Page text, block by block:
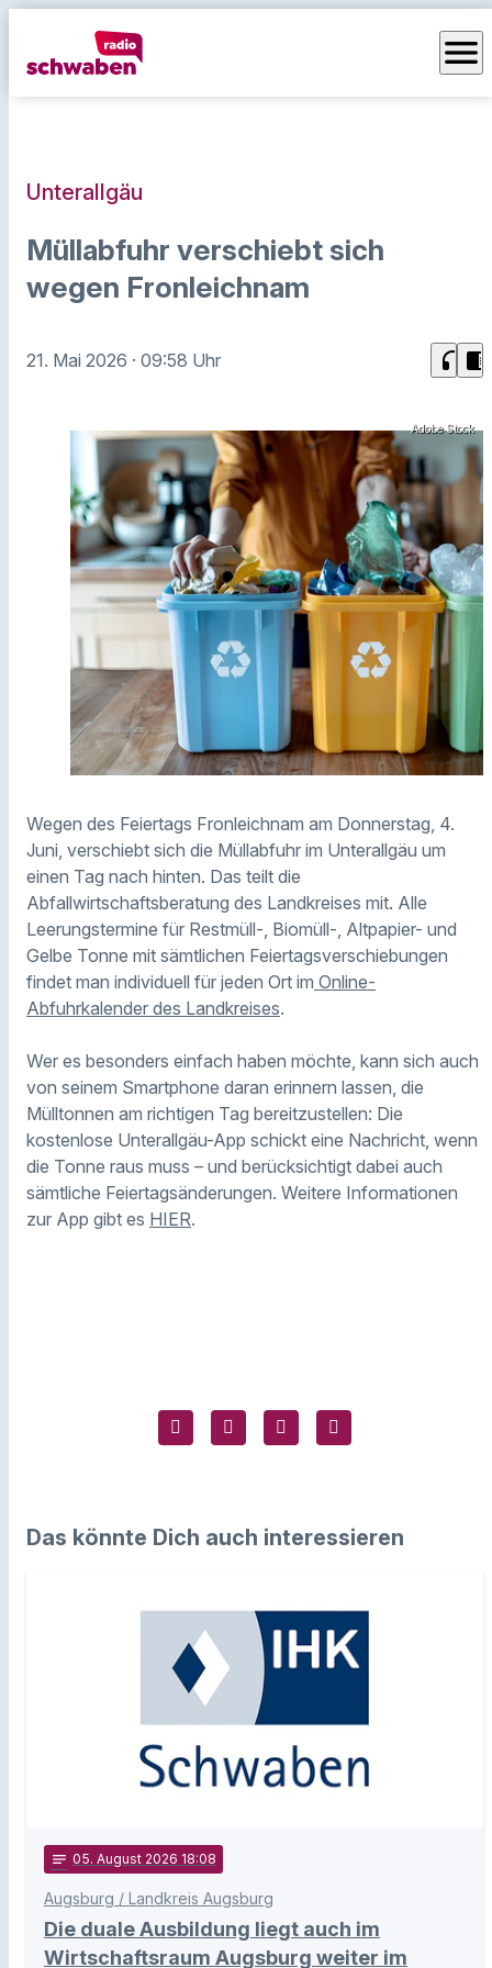
menu
Unterallgäu
Müllabfuhr verschiebt sich
wegen Fronleichnam
21. Mai 2026 · 09:58 Uhr headphones chrome_reader_mode
Adobe Stock
Wegen des Feiertags Fronleichnam am Donnerstag, 4.
Juni, verschiebt sich die Müllabfuhr im Unterallgäu um
einen Tag nach hinten. Das teilt die
Abfallwirtschaftsberatung des Landkreises mit. Alle
Leerungstermine für Restmüll-, Biomüll-, Altpapier- und
Gelbe Tonne mit sämtlichen Feiertagsverschiebungen
findet man individuell für jeden Ort im Online-
Abfuhrkalender des Landkreises.
Wer es besonders einfach haben möchte, kann sich auch
von seinem Smartphone daran erinnern lassen, die
Mülltonnen am richtigen Tag bereitzustellen: Die
kostenlose Unterallgäu-App schickt eine Nachricht, wenn
die Tonne raus muss – und berücksichtigt dabei auch
sämtliche Feiertagsänderungen. Weitere Informationen
zur App gibt es HIER.
Das könnte Dich auch interessieren
notes 05. August 2026 18:08
Augsburg / Landkreis Augsburg
Die duale Ausbildung liegt auch im
Wirtschaftsraum Augsburg weiter im